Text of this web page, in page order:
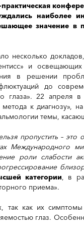
наиболее
значение в
несколько
и
в решении
до
глаза». 22 апреля
к диагнозу»,
темы,
пропустить – это
Международного
роли слабости
категории, в
приема».
так как их
глаз.